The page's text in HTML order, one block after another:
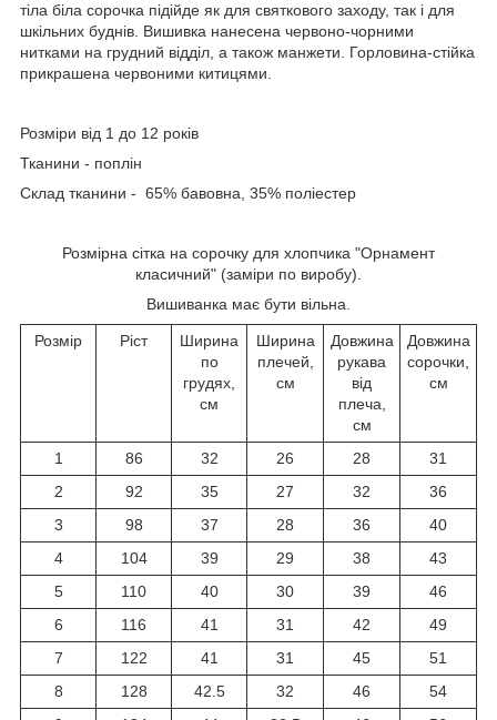
тіла біла сорочка підійде як для святкового заходу, так і для
шкільних буднів. Вишивка нанесена червоно-чорними
нитками на грудний відділ, а також манжети. Горловина-стійка
прикрашена червоними китицями.
Розміри від 1 до 12 років
Тканини - поплін
Склад тканини - 65% бавовна, 35% поліестер
Розмірна сітка на сорочку для хлопчика "Орнамент
класичний" (заміри по виробу).
Вишиванка має бути вільна.
Розмір Ріст
Ширина
по
грудях,
см
Ширина
плечей,
см
Довжина
рукава
від
плеча,
см
Довжина
сорочки,
см
1 86 32 26 28
31
2
92 35 27 32
36
3
98 37 28 36
40
4
104 39 29 38
43
5
110 40 30 39
46
6
116 41 31 42
49
7
122 41 31 45
51
8
128 42.5 32 46
54